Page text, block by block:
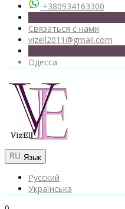
+380934163300
Связаться с нами
vizell2011@gmail.com
Одесса
Язык
Русский
Українська